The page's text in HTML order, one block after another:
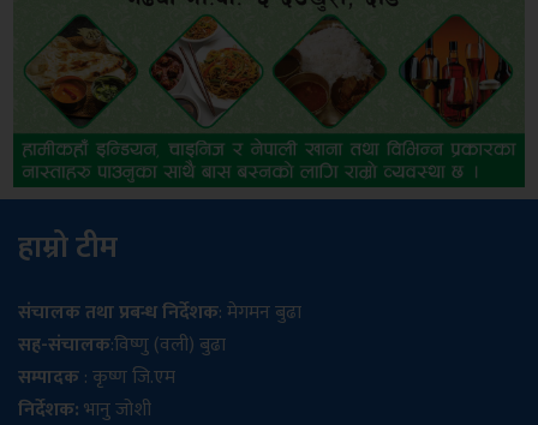
हाम्रो टीम
संचालक तथा प्रबन्ध निर्देशक: मेगमन बुढा
सह-संचालक:विष्णु (वली) बुढा
सम्पादक: कृष्ण जि.एम
निर्देशक:भानु जोशी